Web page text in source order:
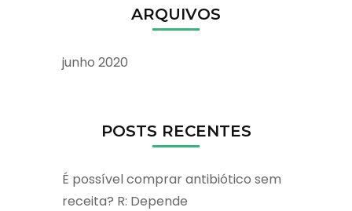
ARQUIVOS
junho 2020
POSTS RECENTES
É possível comprar antibiótico sem
receita? R: Depende